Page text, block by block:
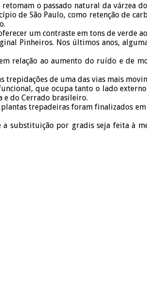
o passado natural da várzea
de São Paulo, como retenção de
um contraste em tons de verde
Pinheiros. Nos últimos anos,
relação ao aumento do ruído e de
de uma das vias mais
que ocupa tanto o lado
e do Cerrado brasileiro.
trepadeiras foram finalizados
substituição por gradis seja feita à